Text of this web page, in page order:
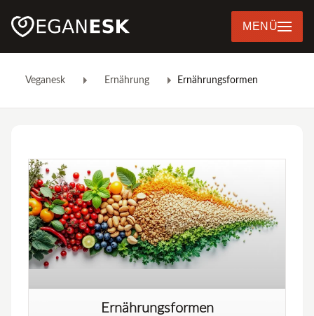
MENÜ
Veganesk Ernährung Ernährungsformen
Ernährungsformen